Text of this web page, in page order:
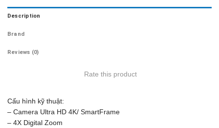
Description
Brand
Reviews (0)
Rate this product
Cấu hình kỹ thuật:
– Camera Ultra HD 4K/ SmartFrame
– 4X Digital Zoom